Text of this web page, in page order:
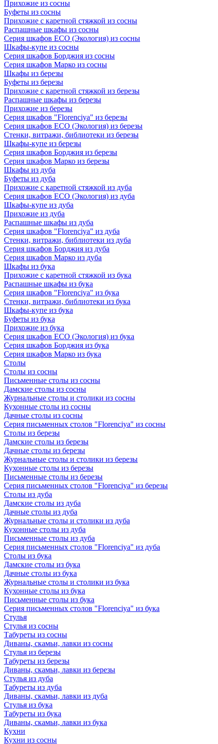
Прихожие из сосны
Буфеты из сосны
Прихожие с каретной стяжкой из сосны
Распашные шкафы из сосны
Серия шкафов ECO (Экология) из сосны
Шкафы-купе из сосны
Серия шкафов Борджия из сосны
Серия шкафов Марко из сосны
Шкафы из березы
Буфеты из березы
Прихожие с каретной стяжкой из березы
Распашные шкафы из березы
Прихожие из березы
Серия шкафов "Florenciya" из березы
Серия шкафов ECO (Экология) из березы
Стенки, витражи, библиотеки из березы
Шкафы-купе из березы
Серия шкафов Борджия из березы
Серия шкафов Марко из березы
Шкафы из дуба
Буфеты из дуба
Прихожие с каретной стяжкой из дуба
Серия шкафов ECO (Экология) из дуба
Шкафы-купе из дуба
Прихожие из дуба
Распашные шкафы из дуба
Серия шкафов "Florenciya" из дуба
Стенки, витражи, библиотеки из дуба
Серия шкафов Борджия из дуба
Серия шкафов Марко из дуба
Шкафы из бука
Прихожие с каретной стяжкой из бука
Распашные шкафы из бука
Серия шкафов "Florenciya" из бука
Стенки, витражи, библиотеки из бука
Шкафы-купе из бука
Буфеты из бука
Прихожие из бука
Серия шкафов ECO (Экология) из бука
Серия шкафов Борджия из бука
Серия шкафов Марко из бука
Столы
Столы из сосны
Письменные столы из сосны
Дамские столы из сосны
Журнальные столы и столики из сосны
Кухонные столы из сосны
Дачные столы из сосны
Серия письменных столов "Florenciya" из сосны
Столы из березы
Дамские столы из березы
Дачные столы из березы
Журнальные столы и столики из березы
Кухонные столы из березы
Письменные столы из березы
Серия письменных столов "Florenciya" из березы
Столы из дуба
Дамские столы из дуба
Дачные столы из дуба
Журнальные столы и столики из дуба
Кухонные столы из дуба
Письменные столы из дуба
Серия письменных столов "Florenciya" из дуба
Столы из бука
Дамские столы из бука
Дачные столы из бука
Журнальные столы и столики из бука
Кухонные столы из бука
Письменные столы из бука
Серия письменных столов "Florenciya" из бука
Стулья
Стулья из сосны
Табуреты из сосны
Диваны, скамьи, лавки из сосны
Стулья из березы
Табуреты из березы
Диваны, скамьи, лавки из березы
Стулья из дуба
Табуреты из дуба
Диваны, скамьи, лавки из дуба
Стулья из бука
Табуреты из бука
Диваны, скамьи, лавки из бука
Кухни
Кухни из сосны